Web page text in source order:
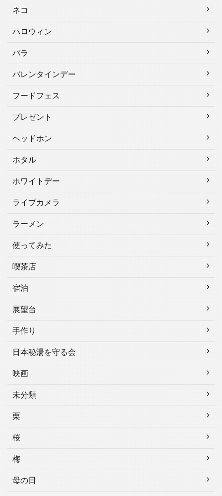
ネコ
ハロウィン
バラ
バレンタインデー
フードフェス
プレゼント
ヘッドホン
ホタル
ホワイトデー
ライブカメラ
ラーメン
使ってみた
喫茶店
宿泊
展望台
手作り
日本秘湯を守る会
映画
未分類
栗
桜
梅
母の日